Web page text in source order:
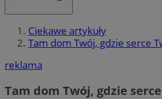
Ciekawe artykuły
Tam dom Twój, gdzie serce
reklama
Tam dom Twój, gdzie